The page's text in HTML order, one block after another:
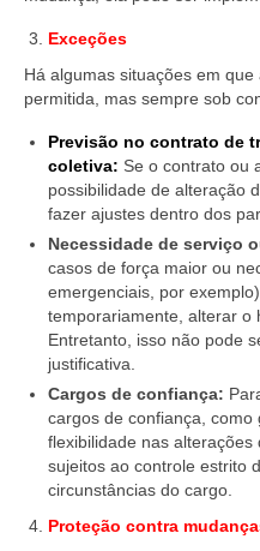
Exceções
Há algumas situações em
permitida, mas sempre sob
Previsão no contrato de
coletiva: Se o contrato ou
possibilidade de alteração
fazer ajustes dentro dos
Necessidade de serviço
casos de força maior ou
emergenciais, por
temporariamente, alterar o
Entretanto, isso não pode
justificativa.
Cargos de confiança:
cargos de confiança,
flexibilidade nas
sujeitos ao controle estrito
circunstâncias do cargo.
Proteção contra